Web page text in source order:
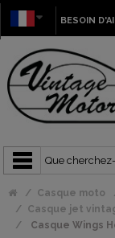
BESOIN
Casque moto
Casque jet
Casque Wings